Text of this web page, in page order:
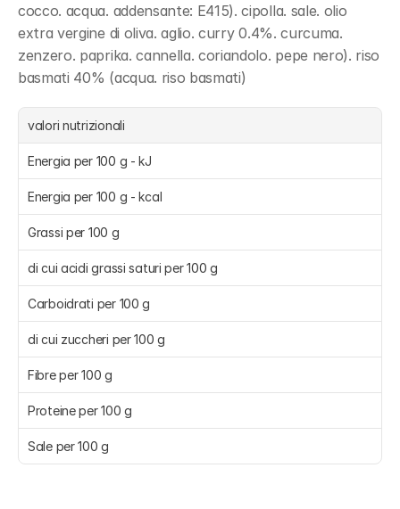
cocco. acqua. addensante: E415). cipolla. sale. olio
extra vergine di oliva. aglio. curry 0.4%. curcuma.
zenzero. paprika. cannella. coriandolo. pepe nero). riso
basmati 40% (acqua. riso basmati)
valori nutrizionali
Energia per 100 g - kJ
Energia per 100 g - kcal
Grassi per 100 g
di cui acidi grassi saturi per 100 g
Carboidrati per 100 g
di cui zuccheri per 100 g
Fibre per 100 g
Proteine per 100 g
Sale per 100 g